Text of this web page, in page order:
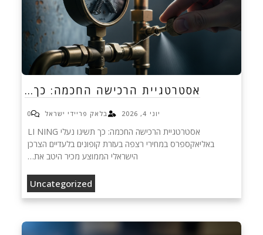
אסטרטגיית הרכישה החכמה: כך…
יוני 4, 2026 בלאק פריידי ישראל 0
אסטרטגיית הרכישה החכמה: כך תשיגו נעלי LI NING
באליאקספרס במחירי רצפה בעזרת קופונים בלעדיים הצרכן
הישראלי הממוצע מכיר היטב את…
Uncategorized